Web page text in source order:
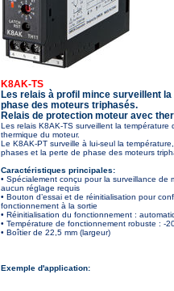
K8AK-TS
Les relais à profil mince surveillent
phase des moteurs triphasés.
Relais de protection moteur avec
Les relais K8AK-TS surveillent la température
thermique du moteur.
Le K8AK-PT surveille à lui-seul la
phases et la perte de phase des moteurs
Caractéristiques principales:
• Spécialement conçu pour la surveillance de
aucun réglage requis
• Bouton d’essai et de réinitialisation pour
fonctionnement à la sortie
• Réinitialisation du fonctionnement :
• Température de fonctionnement robuste : -
• Boîtier de 22,5 mm (largeur)
Exemple d'application: